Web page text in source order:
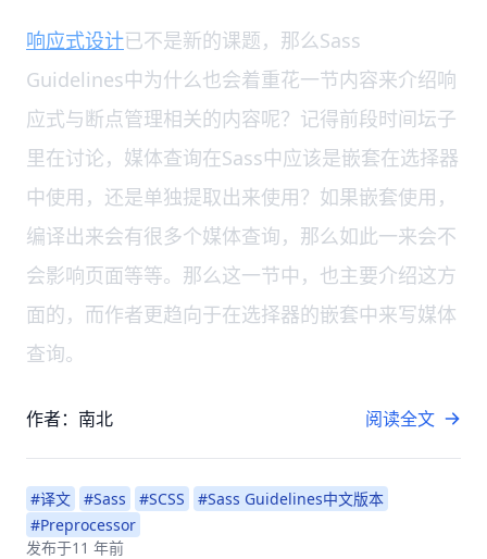
响应式设计已不是新的课题，那么Sass
Guidelines中为什么也会着重花一节内容来介绍响
应式与断点管理相关的内容呢？记得前段时间坛子
里在讨论，媒体查询在Sass中应该是嵌套在选择器
中使用，还是单独提取出来使用？如果嵌套使用，
编译出来会有很多个媒体查询，那么如此一来会不
会影响页面等等。那么这一节中，也主要介绍这方
面的，而作者更趋向于在选择器的嵌套中来写媒体
查询。
作者：南北 阅读全文
#译文 #Sass #SCSS
#Sass Guidelines中文版本
#Preprocessor
发布于11 年前